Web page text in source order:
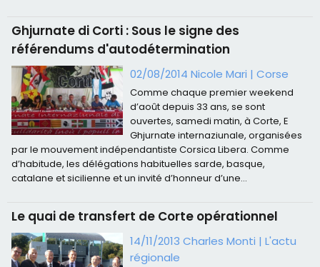
Ghjurnate di Corti : Sous le signe des
référendums d'autodétermination
02/08/2014 Nicole Mari |Corse
Comme chaque premier weekend
d’août depuis 33 ans, se sont
ouvertes, samedi matin, à Corte, E
Ghjurnate internaziunale, organisées
par le mouvement indépendantiste Corsica Libera. Comme
d’habitude, les délégations habituelles sarde, basque,
catalane et sicilienne et un invité d’honneur d’une...
Le quai de transfert de Corte opérationnel
14/11/2013Charles Monti |L'actu
régionale